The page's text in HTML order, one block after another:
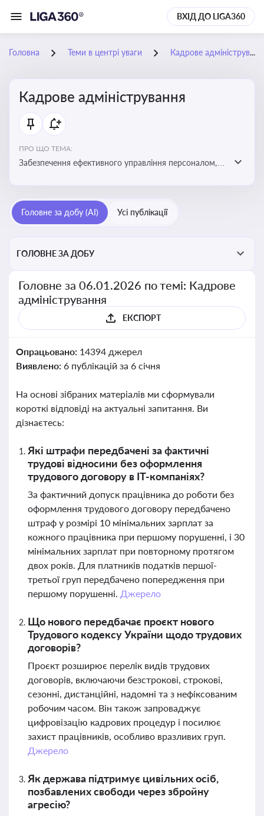
ВХІД ДО LIGA360
Головна Теми в центрі уваги Кадрове адміністрування
Кадрове адміністрування
ПРО ЩО ТЕМА:
Забезпечення ефективного управління персоналом,
Головне за добу (AI) Усі публікації
ГОЛОВНЕ ЗА ДОБУ
Головне за 06.01.2026 по темі: Кадрове
адміністрування
ЕКСПОРТ
Опрацьовано: 14394 джерел
Виявлено: 6 публікацій за 6 січня
На основі зібраних матеріалів ми сформували
короткі відповіді на актуальні запитання. Ви
дізнаєтесь:
Які штрафи передбачені за фактичні
трудові відносини без оформлення
трудового договору в ІТ-компаніях?
За фактичний допуск працівника до роботи без
оформлення трудового договору передбачено
штраф у розмірі 10 мінімальних зарплат за
кожного працівника при першому порушенні, і 30
мінімальних зарплат при повторному протягом
двох років. Для платників податків першої-
третьої груп передбачено попередження при
першому порушенні. Джерело
Що нового передбачає проєкт нового
Трудового кодексу України щодо трудових
договорів?
Проєкт розширює перелік видів трудових
договорів, включаючи безстрокові, строкові,
сезонні, дистанційні, надомні та з нефіксованим
робочим часом. Він також запроваджує
цифровізацію кадрових процедур і посилює
захист працівників, особливо вразливих груп.
Джерело
Як держава підтримує цивільних осіб,
позбавлених свободи через збройну
агресію?